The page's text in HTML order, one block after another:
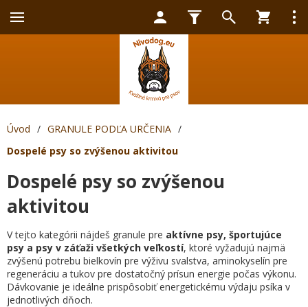
Úvod / GRANULE PODĽA URČENIA /
Dospelé psy so zvýšenou aktivitou
Dospelé psy so zvýšenou
aktivitou
V tejto kategórii nájdeš granule pre aktívne psy, športujúce
psy a psy v záťaži všetkých veľkostí, ktoré vyžadujú najmä
zvýšenú potrebu bielkovín pre výživu svalstva, aminokyselín pre
regeneráciu a tukov pre dostatočný prísun energie počas výkonu.
Dávkovanie je ideálne prispôsobiť energetickému výdaju psíka v
jednotlivých dňoch.